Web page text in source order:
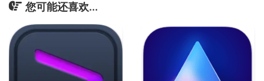
您可能还喜欢...